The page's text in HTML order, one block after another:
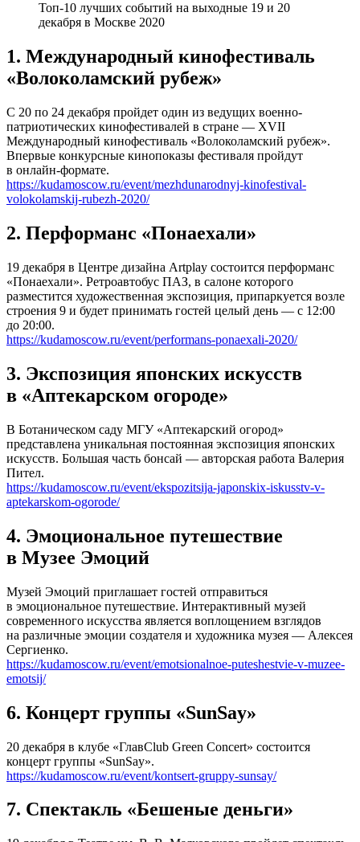
Топ-10 лучших событий на выходные 19 и 20
декабря в Москве 2020
1. Международный кинофестиваль
«Волоколамский рубеж»
С 20 по 24 декабря пройдет один из ведущих военно-
патриотических кинофестивалей в стране — ХVII
Международный кинофестиваль «Волоколамский рубеж».
Впервые конкурсные кинопоказы фестиваля пройдут
в онлайн-формате.
https://kudamoscow.ru/event/mezhdunarodnyj-kinofestival-
volokolamskij-rubezh-2020/
2. Перформанс «Понаехали»
19 декабря в Центре дизайна Artplay состоится перформанс
«Понаехали». Ретроавтобус ПАЗ, в салоне которого
разместится художественная экспозиция, припаркуется возле
строения 9 и будет принимать гостей целый день — с 12:00
до 20:00.
https://kudamoscow.ru/event/performans-ponaexali-2020/
3. Экспозиция японских искусств
в «Аптекарском огороде»
В Ботаническом саду МГУ «Аптекарский огород»
представлена уникальная постоянная экспозиция японских
искусств. Большая часть бонсай — авторская работа Валерия
Пител.
https://kudamoscow.ru/event/ekspozitsija-japonskix-iskusstv-v-
aptekarskom-ogorode/
4. Эмоциональное путешествие
в Музее Эмоций
Музей Эмоций приглашает гостей отправиться
в эмоциональное путешествие. Интерактивный музей
современного искусства является воплощением взглядов
на различные эмоции создателя и художника музея — Алексея
Сергиенко.
https://kudamoscow.ru/event/emotsionalnoe-puteshestvie-v-muzee-
emotsij/
6. Концерт группы «SunSay»
20 декабря в клубе «ГлавClub Green Concert» состоится
концерт группы «SunSay».
https://kudamoscow.ru/event/kontsert-gruppy-sunsay/
7. Спектакль «Бешеные деньги»